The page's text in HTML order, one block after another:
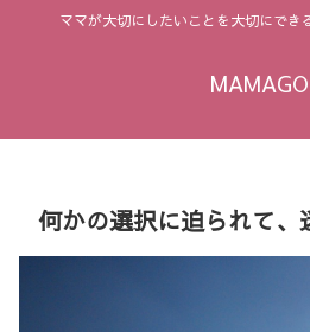
ママが大切にしたいことを大切にでき
何かの選択に迫られて、